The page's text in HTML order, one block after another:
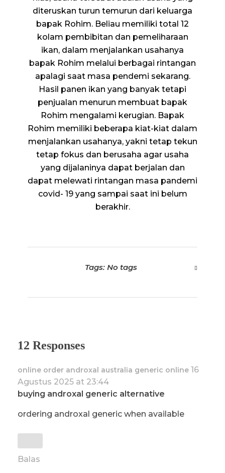
diteruskan turun temurun dari keluarga
bapak Rohim. Beliau memiliki total 12
kolam pembibitan dan pemeliharaan
ikan, dalam menjalankan usahanya
bapak Rohim melalui berbagai rintangan
apalagi saat masa pendemi sekarang.
Hasil panen ikan yang banyak tetapi
penjualan menurun membuat bapak
Rohim mengalami kerugian. Bapak
Rohim memiliki beberapa kiat-kiat dalam
menjalankan usahanya, yakni tetap tekun
tetap fokus dan berusaha agar usaha
yang dijalaninya dapat berjalan dan
dapat melewati rintangan masa pandemi
covid- 19 yang sampai saat ini belum
berakhir.
Tags: No tags
12 Responses
online order androxal australia generic online 16
Agustus 2025 at 23:44
buying androxal generic alternative
ordering androxal generic when available
Balas